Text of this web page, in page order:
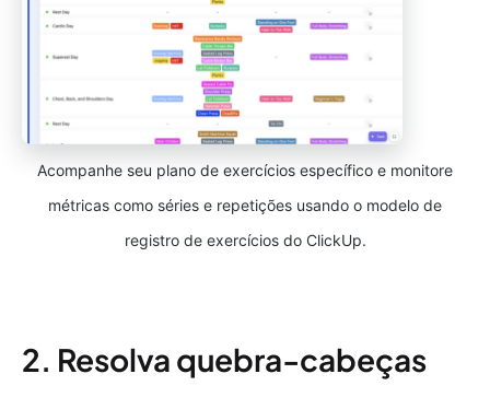
Acompanhe seu plano de exercícios específico e monitore
métricas como séries e repetições usando o modelo de
registro de exercícios do ClickUp.
2. Resolva quebra-cabeças